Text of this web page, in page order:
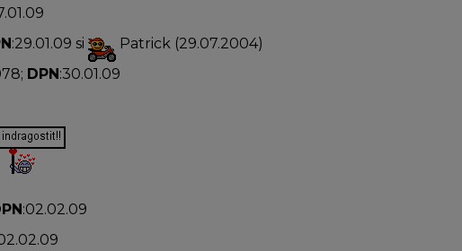
:29.01.09 si
Patrick (29.07.2004)
DPN:30.01.09
:02.02.09